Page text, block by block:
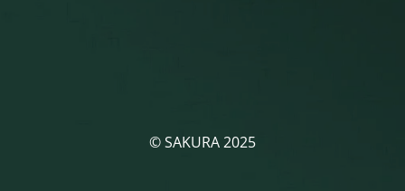
© SAKURA 2025